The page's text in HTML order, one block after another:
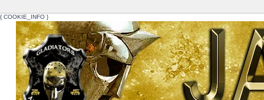
{ COOKIE_INFO }